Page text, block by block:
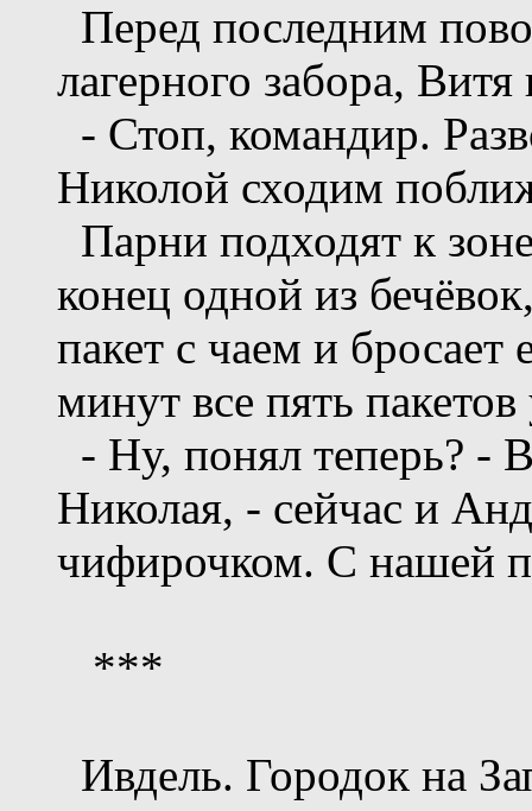
Перед последним
лагерного забора,
- Стоп, командир.
Николой сходим
Парни подходят к
конец одной из
пакет с чаем и бросает
минут все пять пакетов
- Ну, понял теперь? -
Николая, - сейчас и
чифирочком. С нашей
***
Ивдель. Городок на